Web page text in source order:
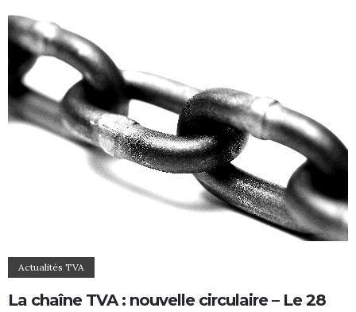
Actualités TVA
La chaîne TVA : nouvelle circulaire – Le 28